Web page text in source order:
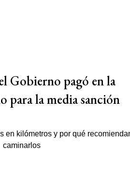
Gobierno pagó en la
para la media sanción